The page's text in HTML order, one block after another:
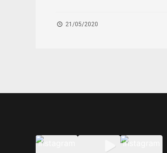
21/05/2020